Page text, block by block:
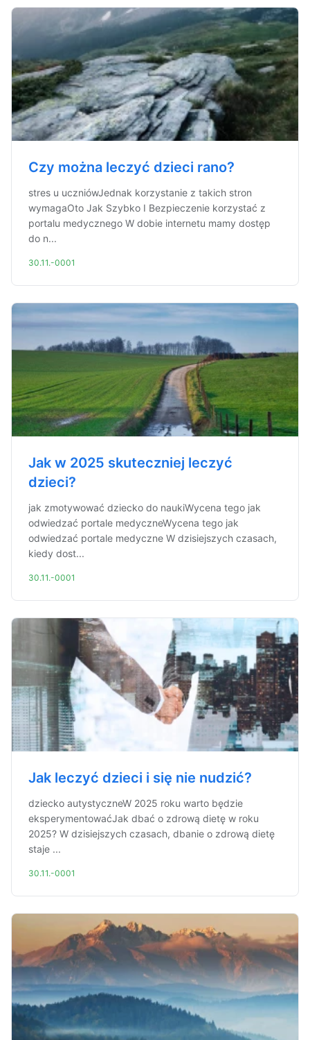
Czy można leczyć dzieci rano?
stres u uczniówJednak korzystanie z takich stron
wymagaOto Jak Szybko I Bezpieczenie korzystać z
portalu medycznego W dobie internetu mamy dostęp
do n...
30.11.-0001
Jak w 2025 skuteczniej leczyć
dzieci?
jak zmotywować dziecko do naukiWycena tego jak
odwiedzać portale medyczneWycena tego jak
odwiedzać portale medyczne W dzisiejszych czasach,
kiedy dost...
30.11.-0001
Jak leczyć dzieci i się nie nudzić?
dziecko autystyczneW 2025 roku warto będzie
eksperymentowaćJak dbać o zdrową dietę w roku
2025? W dzisiejszych czasach, dbanie o zdrową dietę
staje ...
30.11.-0001